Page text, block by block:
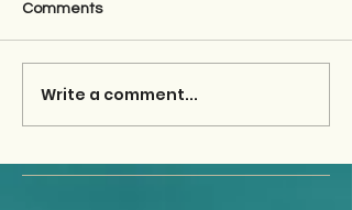
Comments
Write a comment...